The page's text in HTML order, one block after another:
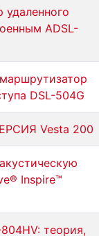
удаленного
ADSL-
DSL-504G
Vesta 200
Inspire™
теория,